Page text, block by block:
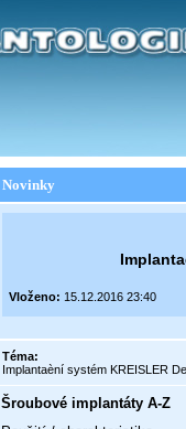
Novinky
Vloženo: 15.12.2016 23:40
Téma:
Implantaèní systém KREISLER
Šroubové implantáty A-Z